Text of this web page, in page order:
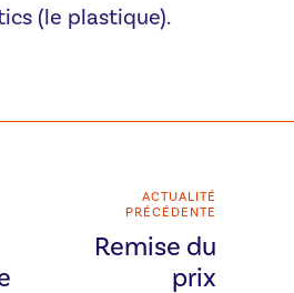
(le plastique).
ACTUALITÉ
PRÉCÉDENTE
Remise du
prix